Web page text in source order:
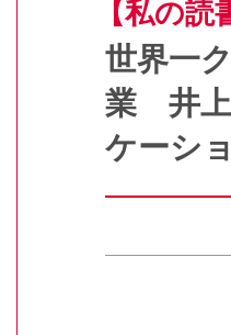
【私の読
世界一
業 井上
ケーシ